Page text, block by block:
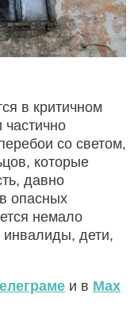
в критичном
частично
со светом,
которые
давно
опасных
немало
инвалиды, дети,
и в Max